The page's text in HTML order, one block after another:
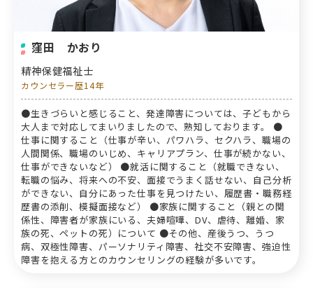
窪田 かおり
精神保健福祉士
カウンセラー歴14年
●生きづらいと感じること、発達障害については、子どもから
大人まで対応してまいりましたので、熟知しております。 ●
仕事に関すること（仕事が辛い、パワハラ、セクハラ、職場の
人間関係、職場のいじめ、キャリアプラン、仕事が続かない、
仕事ができないなど） ●就活に関すること（就職できない、
転職の悩み、将来への不安、面接でうまく話せない、自己分析
ができない、自分にあった仕事を見つけたい、履歴書・職務経
歴書の添削、模擬面接など） ●家族に関すること（親との関
係性、障害者が家族にいる、夫婦喧嘩、DV、虐待、離婚、家
族の死、ペットの死）について ●その他、産後うつ、うつ
病、双極性障害、パーソナリティ障害、社交不安障害、強迫性
障害を抱える方とのカウンセリングの経験が多いです。